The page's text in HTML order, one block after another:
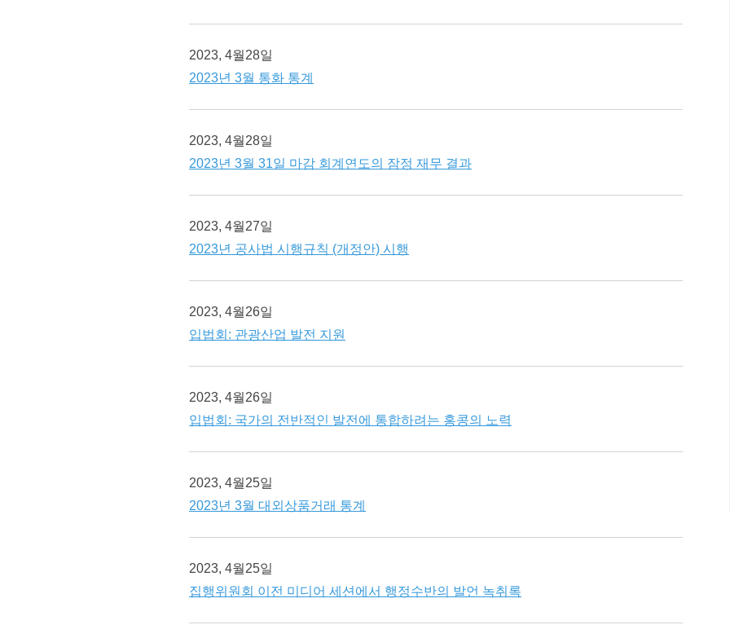
2023, 4월28일
2023년 3월 통화 통계
2023, 4월28일
2023년 3월 31일 마감 회계연도의 잠정 재무 결과
2023, 4월27일
2023년 공사법 시행규칙 (개정안) 시행
2023, 4월26일
입법회: 관광산업 발전 지원
2023, 4월26일
입법회: 국가의 전반적인 발전에 통합하려는 홍콩의 노력
2023, 4월25일
2023년 3월 대외상품거래 통계
2023, 4월25일
집행위원회 이전 미디어 세션에서 행정수반의 발언 녹취록